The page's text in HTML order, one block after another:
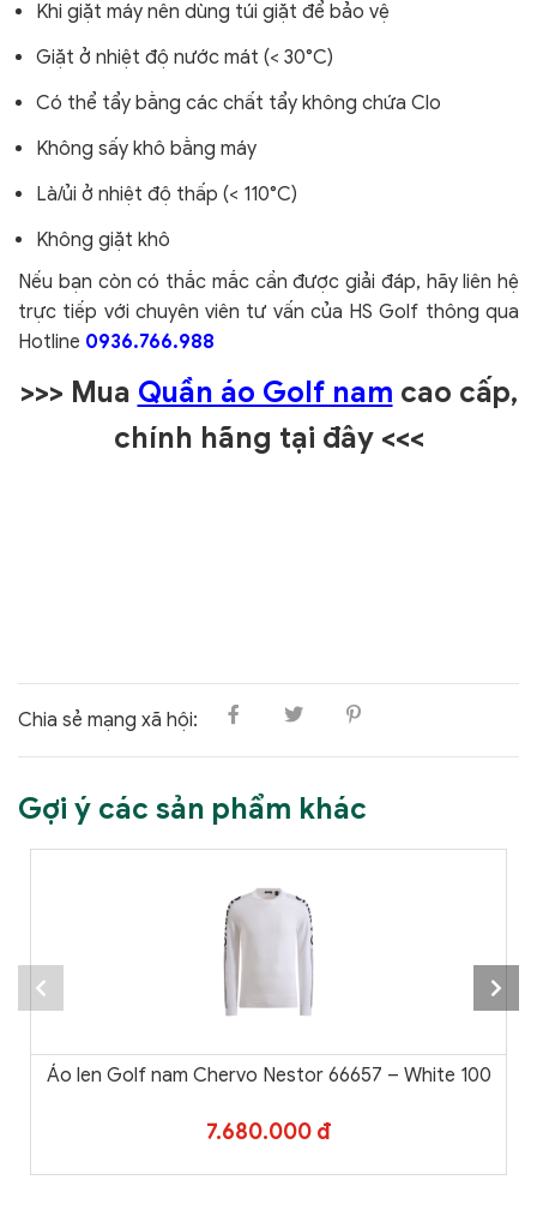
Khi giặt máy nên dùng túi giặt để bảo vệ
Giặt ở nhiệt độ nước mát (< 30°C)
Có thể tẩy bằng các chất tẩy không chứa Clo
Không sấy khô bằng máy
Là/ủi ở nhiệt độ thấp (< 110°C)
Không giặt khô
Nếu bạn còn có thắc mắc cần được giải đáp, hãy liên hệ
trực tiếp với chuyên viên tư vấn của HS Golf thông qua
Hotline 0936.766.988
>>> Mua Quần áo Golf nam cao cấp,
chính hãng tại đây <<<
Chia sẻ mạng xã hội:
Gợi ý các sản phẩm khác
Áo len Golf nam Chervo Nestor 66657 – White 100
7.680.000 đ